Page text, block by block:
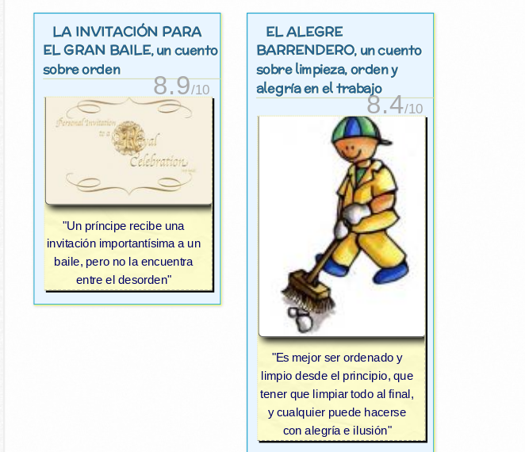
LA INVITACIÓN PARA
EL GRAN BAILE, un cuento
sobre orden
8.9/10
"Un príncipe recibe una
invitación importantísima a un
baile, pero no la encuentra
entre el desorden"
EL ALEGRE
BARRENDERO, un cuento
sobre limpieza, orden y
alegría en el trabajo
8.4/10
"Es mejor ser ordenado y
limpio desde el principio, que
tener que limpiar todo al final,
y cualquier puede hacerse
con alegría e ilusión"